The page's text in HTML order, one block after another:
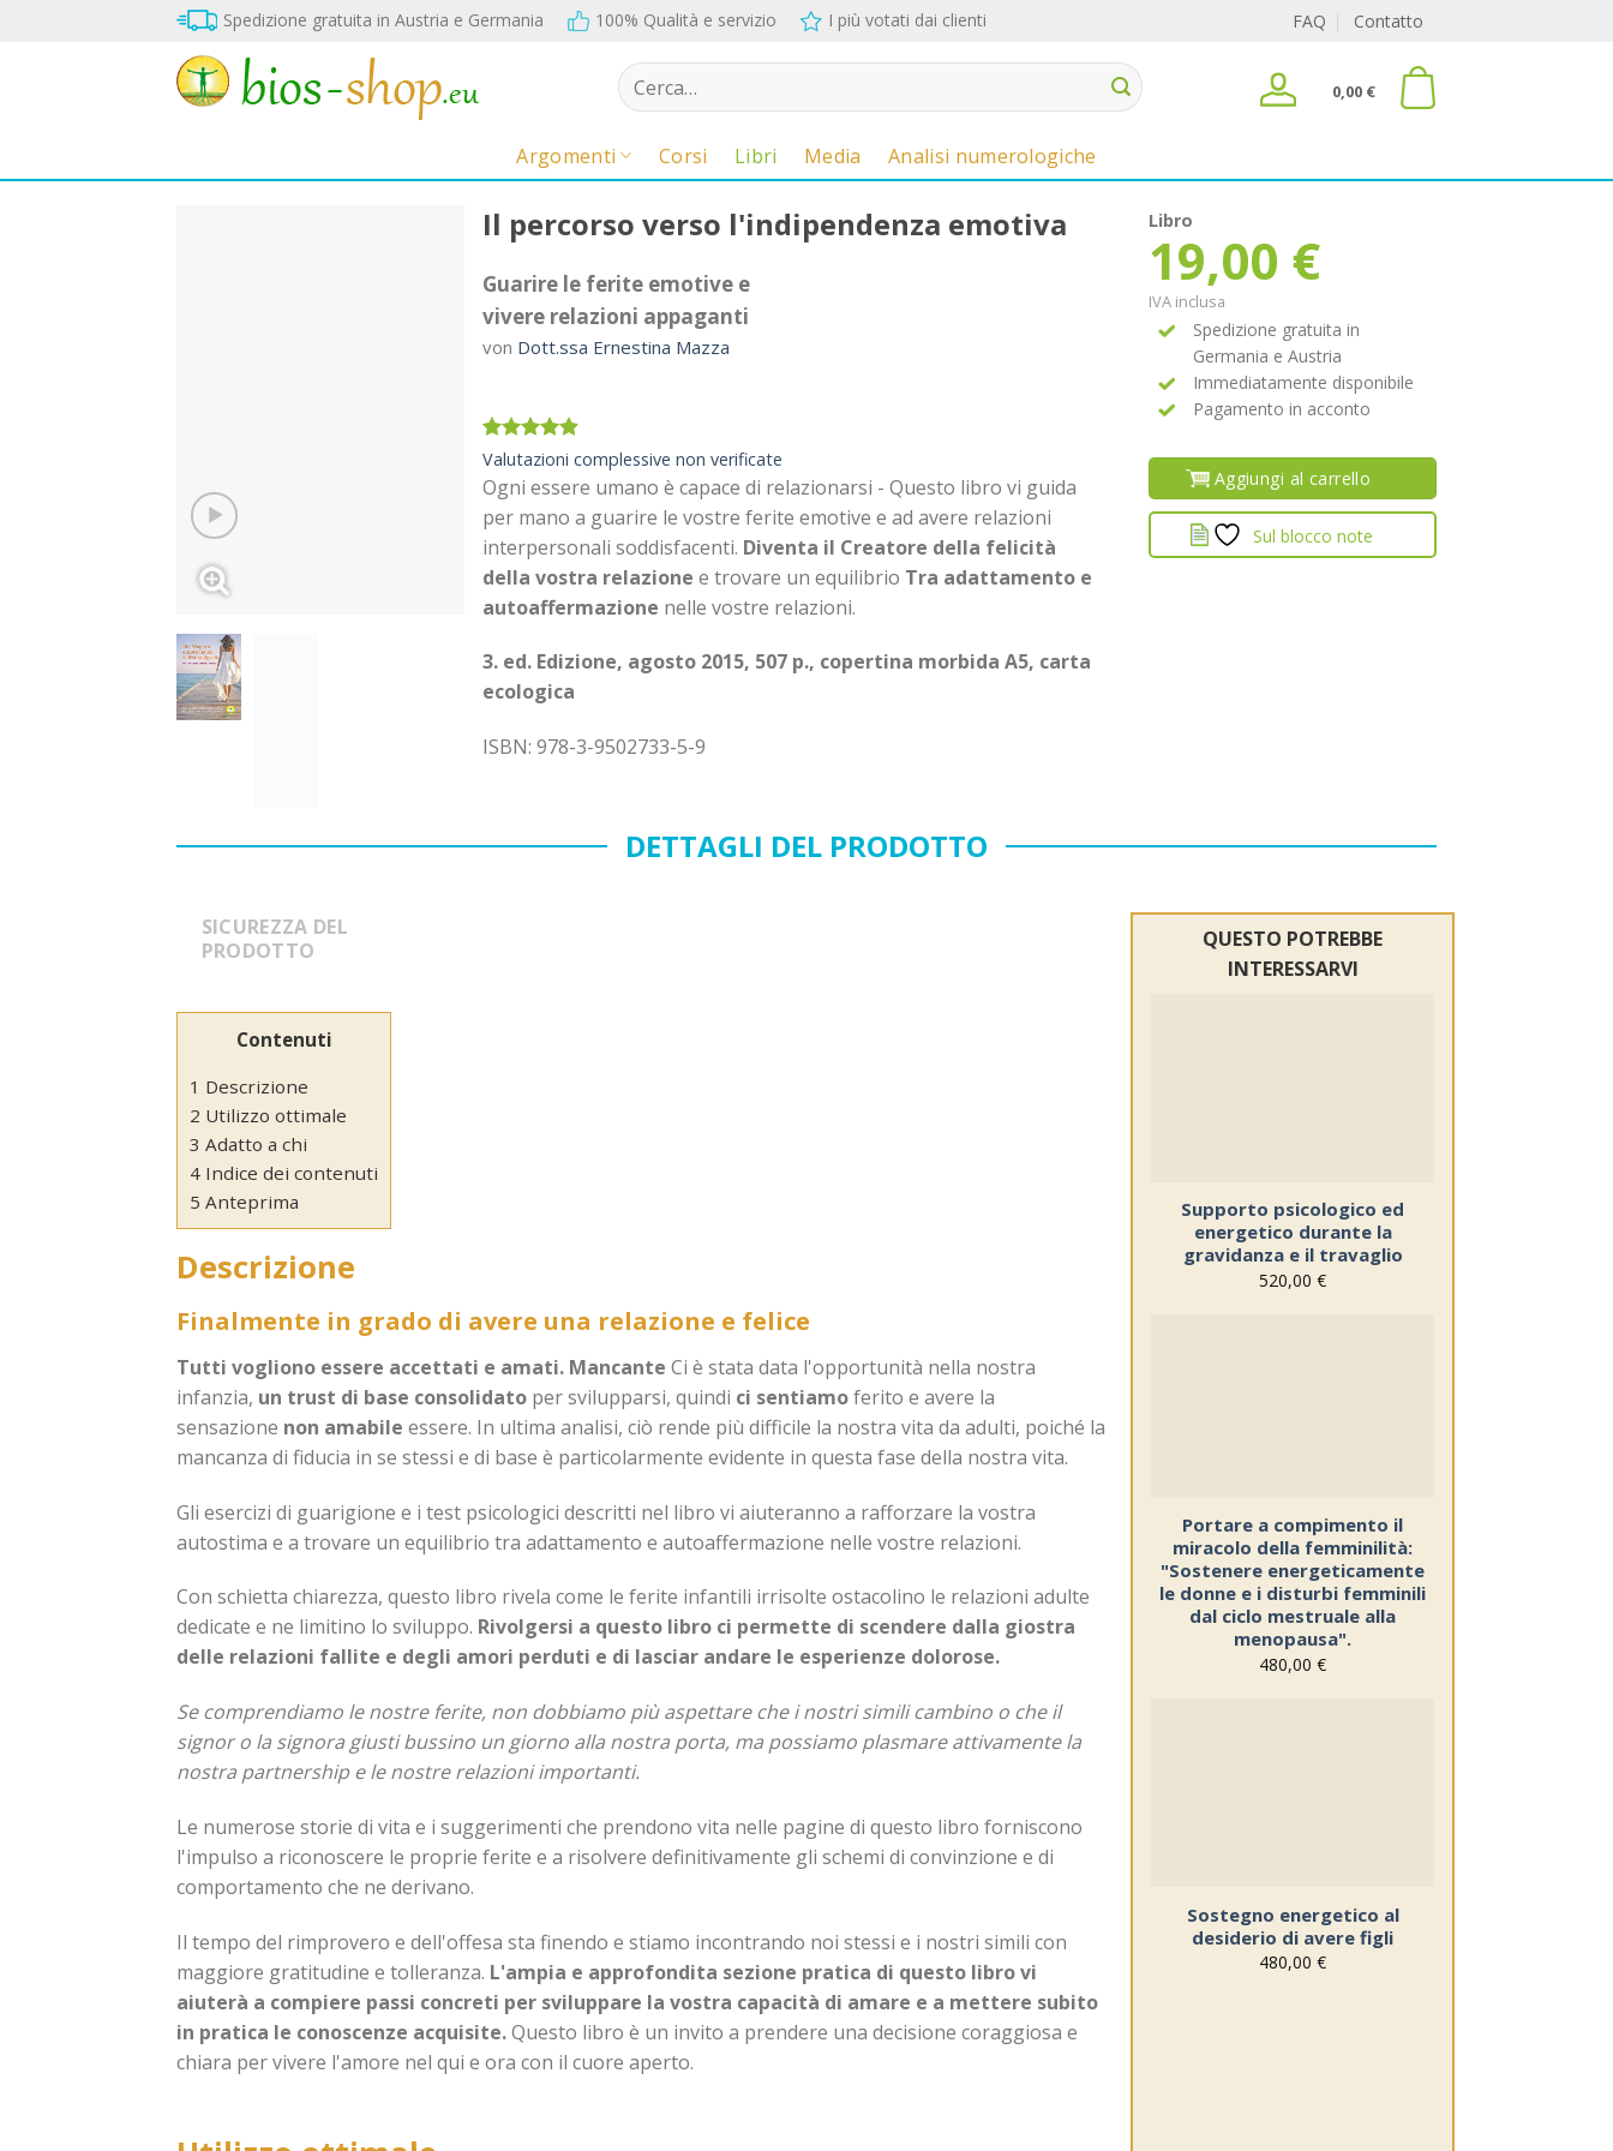
Spedizione gratuita in Austria e Germania 100% Qualità e servizio I più votati dai clienti FAQ Contatto
Cerca:
0,00 €
Argomenti Corsi Libri Media Analisi numerologiche
Il percorso verso l'indipendenza emotiva
Guarire le ferite emotive e
vivere relazioni appaganti
von Dott.ssa Ernestina Mazza
Valutato
su base di
21
recensioni
Valutazioni complessive non verificate
Ogni essere umano è capace di relazionarsi - Questo libro vi guida
per mano a guarire le vostre ferite emotive e ad avere relazioni
interpersonali soddisfacenti. Diventa il Creatore della felicità
della vostra relazione e trovare un equilibrio Tra adattamento e
autoaffermazione nelle vostre relazioni.
3. ed. Edizione, agosto 2015, 507 p., copertina morbida A5, carta
ecologica
ISBN: 978-3-9502733-5-9
Libro
19,00 €
IVA inclusa
Spedizione gratuita in
Germania e Austria
Immediatamente disponibile
Pagamento in acconto
Aggiungi al carrello
Sul blocco note
DETTAGLI DEL PRODOTTO
SICUREZZA DEL
PRODOTTO
Contenuti
1 Descrizione
2 Utilizzo ottimale
3 Adatto a chi
4 Indice dei contenuti
5 Anteprima
Descrizione
Finalmente in grado di avere una relazione e felice
Tutti vogliono essere accettati e amati. Mancante Ci è stata data l'opportunità nella nostra
infanzia, un trust di base consolidato per svilupparsi, quindi ci sentiamoferito e avere la
sensazione non amabile essere. In ultima analisi, ciò rende più difficile la nostra vita da adulti, poiché la
mancanza di fiducia in se stessi e di base è particolarmente evidente in questa fase della nostra vita.
Gli esercizi di guarigione e i test psicologici descritti nel libro vi aiuteranno a rafforzare la vostra
autostima e a trovare un equilibrio tra adattamento e autoaffermazione nelle vostre relazioni.
Con schietta chiarezza, questo libro rivela come le ferite infantili irrisolte ostacolino le relazioni adulte
dedicate e ne limitino lo sviluppo. Rivolgersi a questo libro ci permette di scendere dalla giostra
delle relazioni fallite e degli amori perduti e di lasciar andare le esperienze dolorose.
Se comprendiamo le nostre ferite, non dobbiamo più aspettare che i nostri simili cambino o che il
signor o la signora giusti bussino un giorno alla nostra porta, ma possiamo plasmare attivamente la
nostra partnership e le nostre relazioni importanti.
Le numerose storie di vita e i suggerimenti che prendono vita nelle pagine di questo libro forniscono
l'impulso a riconoscere le proprie ferite e a risolvere definitivamente gli schemi di convinzione e di
comportamento che ne derivano.
Il tempo del rimprovero e dell'offesa sta finendo e stiamo incontrando noi stessi e i nostri simili con
maggiore gratitudine e tolleranza. L'ampia e approfondita sezione pratica di questo libro vi
aiuterà a compiere passi concreti per sviluppare la vostra capacità di amare e a mettere subito
in pratica le conoscenze acquisite.Questo libro è un invito a prendere una decisione coraggiosa e
chiara per vivere l'amore nel qui e ora con il cuore aperto.
QUESTO POTREBBE
INTERESSARVI
Supporto psicologico ed
energetico durante la
gravidanza e il travaglio
520,00 €
Portare a compimento il
miracolo della femminilità:
"Sostenere energeticamente
le donne e i disturbi femminili
dal ciclo mestruale alla
menopausa".
480,00 €
Sostegno energetico al
desiderio di avere figli
480,00 €